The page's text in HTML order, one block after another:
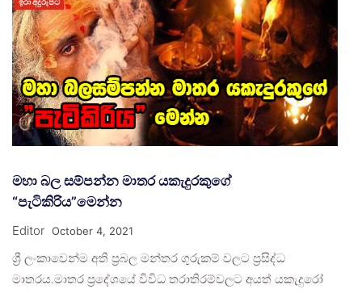
මහා බල සම්පන්න මාතර යකැදුරකුගේ
“පැටිකිරිය”මෙන්න
Editor October 4, 2021
ශ්‍රී ලංකාවෙන්ම අති ප්‍රබල මන්තර ගුරුකම් වලට ප්‍රසිද්ධ
මාතරය.මාතර ප්‍රදේශයේ විවිධ තරාතිරම්වලට අයත් යකැදුරෝ